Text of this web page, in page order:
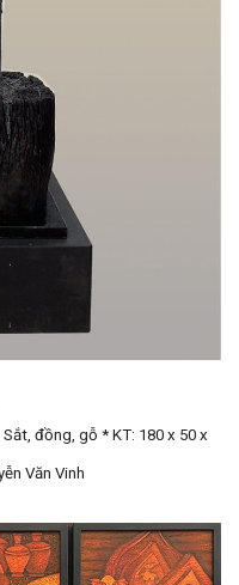
Sắt, đồng, gỗ * KT: 180 x 50 x
Văn Vinh